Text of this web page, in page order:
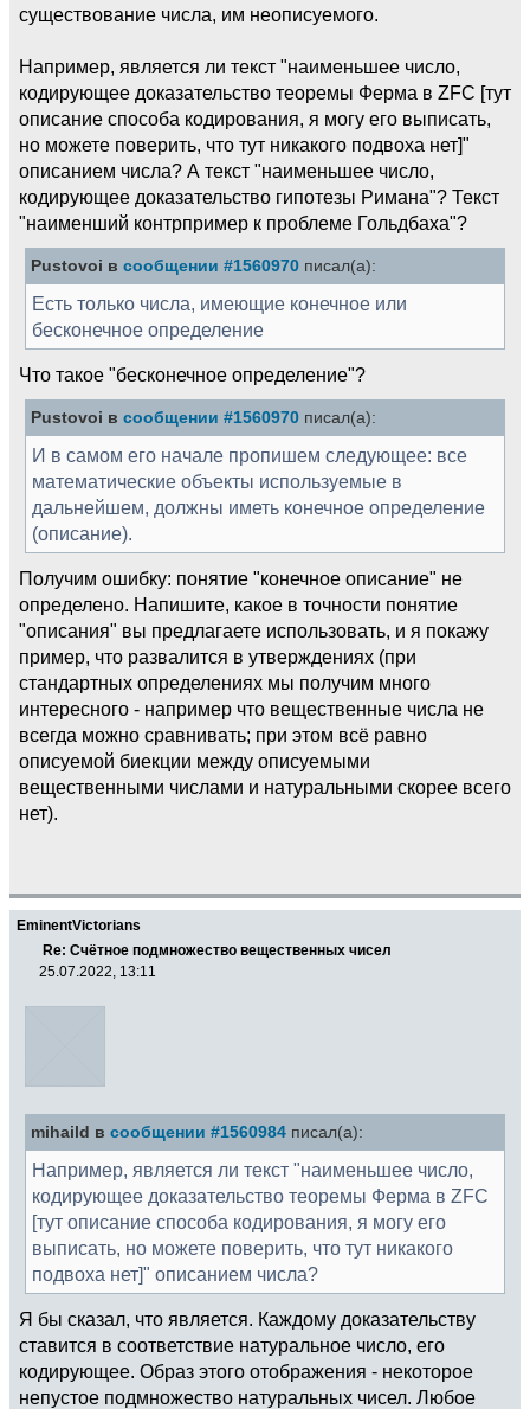
существование числа, им неописуемого.
Например, является ли текст "наименьшее число,
кодирующее доказательство теоремы Ферма в ZFC [тут
описание способа кодирования, я могу его выписать,
но можете поверить, что тут никакого подвоха нет]"
описанием числа? А текст "наименьшее число,
кодирующее доказательство гипотезы Римана"? Текст
"наименший контрпример к проблеме Гольдбаха"?
Pustovoi в сообщении #1560970 писал(а):
Есть только числа, имеющие конечное или
бесконечное определение
Что такое "бесконечное определение"?
Pustovoi в сообщении #1560970 писал(а):
И в самом его начале пропишем следующее: все
математические объекты используемые в
дальнейшем, должны иметь конечное определение
(описание).
Получим ошибку: понятие "конечное описание" не
определено. Напишите, какое в точности понятие
"описания" вы предлагаете использовать, и я покажу
пример, что развалится в утверждениях (при
стандартных определениях мы получим много
интересного - например что вещественные числа не
всегда можно сравнивать; при этом всё равно
описуемой биекции между описуемыми
вещественными числами и натуральными скорее всего
нет).
EminentVictorians
Re: Счётное подмножество вещественных чисел
25.07.2022, 13:11
mihaild в сообщении #1560984 писал(а):
Например, является ли текст "наименьшее число,
кодирующее доказательство теоремы Ферма в ZFC
[тут описание способа кодирования, я могу его
выписать, но можете поверить, что тут никакого
подвоха нет]" описанием числа?
Я бы сказал, что является. Каждому доказательству
ставится в соответствие натуральное число, его
кодирующее. Образ этого отображения - некоторое
непустое подмножество натуральных чисел. Любое